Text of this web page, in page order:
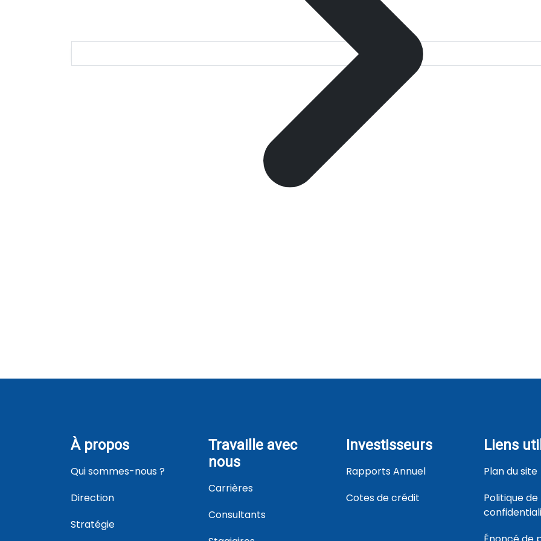
À propos
Qui sommes-nous ?
Direction
Stratégie
Travaille avec
nous
Carrières
Consultants
Investisseurs
Rapports Annuel
Cotes de crédit
Liens
Plan du site
Politique de